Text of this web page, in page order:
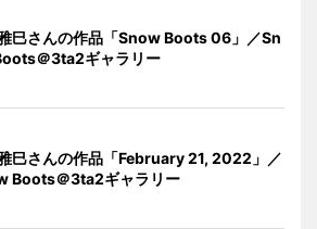
巳さんの作品「Snow Boots 06」／Sn
＠3ta2ギャラリー
巳さんの作品「February 21, 2022」／
Boots＠3ta2ギャラリー